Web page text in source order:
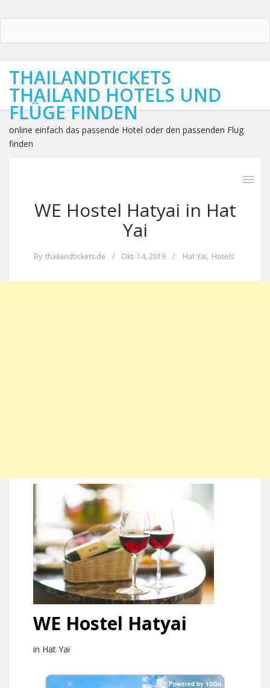
THAILANDTICKETS
THAILAND HOTELS UND
FLÜGE FINDEN
online einfach das passende Hotel oder den passenden Flug
finden
WE Hostel Hatyai in Hat
Yai
By thailandtickets.de / Okt. 14, 2019 / Hat Yai, Hotels
WE Hostel Hatyai
in Hat Yai